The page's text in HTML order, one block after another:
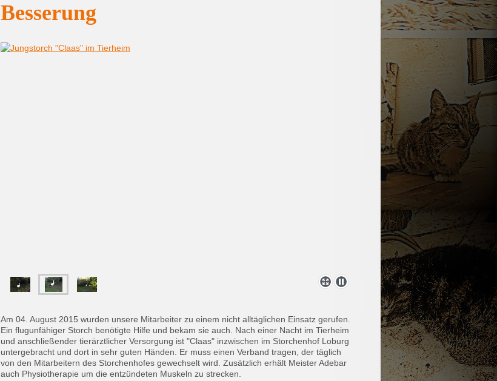
Besserung
Am 04. August 2015 wurden unsere Mitarbeiter zu einem nicht alltäglichen Einsatz gerufen.
Ein flugunfähiger Storch benötigte Hilfe und bekam sie auch. Nach einer Nacht im Tierheim
und anschließender tierärztlicher Versorgung ist "Claas" inzwischen im Storchenhof Loburg
untergebracht und dort in sehr guten Händen. Er muss einen Verband tragen, der täglich
von den Mitarbeitern des Storchenhofes gewechselt wird. Zusätzlich erhält Meister Adebar
auch Physiotherapie um die entzündeten Muskeln zu strecken.